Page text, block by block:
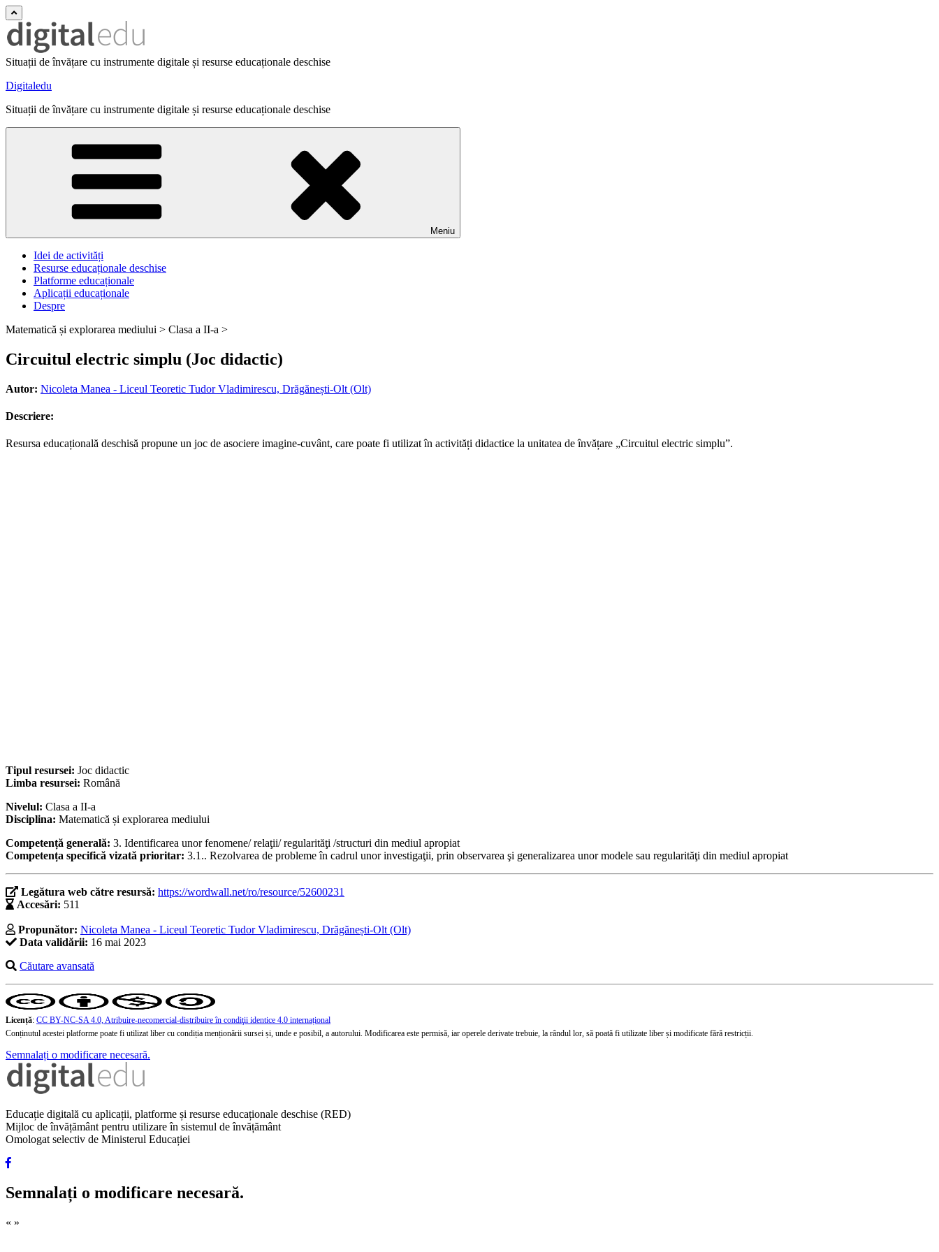
Situații de învățare cu instrumente digitale și resurse educaționale deschise
Digitaledu
Situații de învățare cu instrumente digitale și resurse educaționale deschise
Meniu
Idei de activități
Resurse educaționale deschise
Platforme educaționale
Aplicații educaționale
Despre
Matematică și explorarea mediului > Clasa a II-a >
Circuitul electric simplu (Joc didactic)
Autor: Nicoleta Manea - Liceul Teoretic Tudor Vladimirescu, Drăgănești-Olt (Olt)
Descriere:
Resursa educațională deschisă propune un joc de asociere imagine-cuvânt, care poate fi utilizat în activități didactice la unitatea de învățare „Circuitul electric simplu”.
Tipul resursei: Joc didactic
Limba resursei: Română
Nivelul: Clasa a II-a
Disciplina: Matematică și explorarea mediului
Competență generală: 3. Identificarea unor fenomene/ relaţii/ regularităţi /structuri din mediul apropiat
Competența specifică vizată prioritar: 3.1.. Rezolvarea de probleme în cadrul unor investigaţii, prin observarea şi generalizarea unor modele sau regularităţi din mediul apropiat
Legătura web către resursă: https://wordwall.net/ro/resource/52600231
Accesări: 511
Propunător: Nicoleta Manea - Liceul Teoretic Tudor Vladimirescu, Drăgănești-Olt (Olt)
Data validării: 16 mai 2023
Căutare avansată
Licență: CC BY-NC-SA 4.0, Atribuire-necomercial-distribuire în condiţii identice 4.0 internațional
Conținutul acestei platforme poate fi utilizat liber cu condiția menționării sursei și, unde e posibil, a autorului. Modificarea este permisă, iar operele derivate trebuie, la rândul lor, să poată fi utilizate liber și modificate fără restricții.
Semnalați o modificare necesară.
Educație digitală cu aplicații, platforme și resurse educaționale deschise (RED)
Mijloc de învățământ pentru utilizare în sistemul de învățământ
Omologat selectiv de Ministerul Educației
Semnalați o modificare necesară.
« »